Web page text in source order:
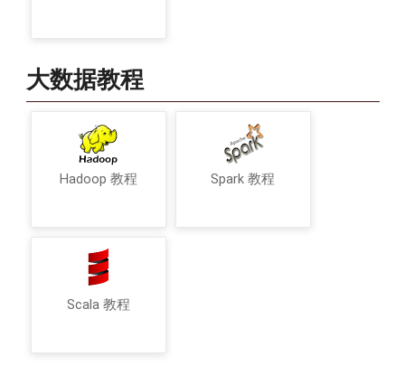
大数据教程
Hadoop 教程 Spark 教程
Scala 教程